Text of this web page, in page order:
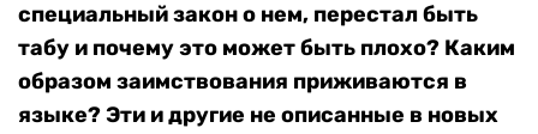
специальный закон о нем, перестал быть
табу и почему это может быть плохо? Каким
образом заимствования приживаются в
языке? Эти и другие не описанные в новых